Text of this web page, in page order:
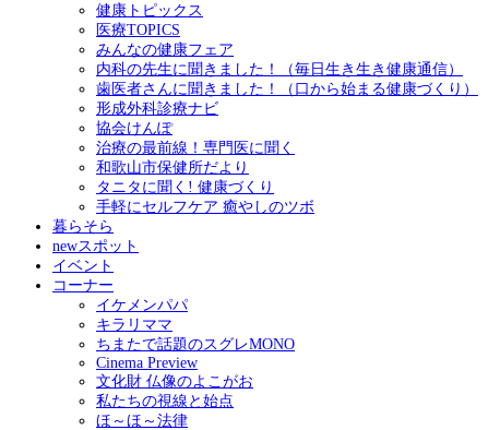
健康トピックス
医療TOPICS
みんなの健康フェア
内科の先生に聞きました！（毎日生き生き健康通信）
歯医者さんに聞きました！（口から始まる健康づくり）
形成外科診療ナビ
協会けんぽ
治療の最前線！専門医に聞く
和歌山市保健所だより
タニタに聞く! 健康づくり
手軽にセルフケア 癒やしのツボ
暮らそら
newスポット
イベント
コーナー
イケメンパパ
キラリママ
ちまたで話題のスグレMONO
Cinema Preview
文化財 仏像のよこがお
私たちの視線と始点
ほ～ほ～法律